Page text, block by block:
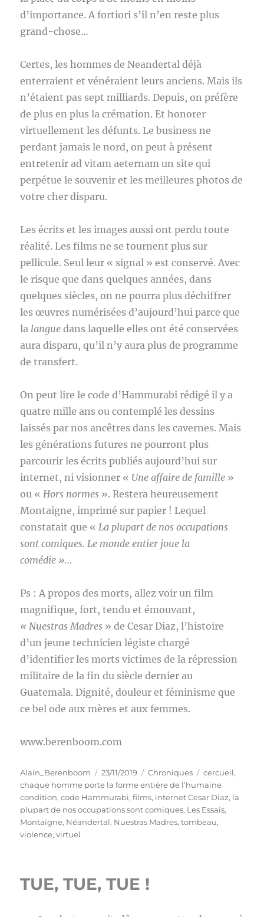
d’importance. A fortiori s’il n’en reste plus
grand-chose…
Certes, les hommes de Neandertal déjà
enterraient et vénéraient leurs anciens. Mais ils
n’étaient pas sept milliards. Depuis, on préfère
de plus en plus la crémation. Et honorer
virtuellement les défunts. Le business ne
perdant jamais le nord, on peut à présent
entretenir ad vitam aeternam un site qui
perpétue le souvenir et les meilleures photos de
votre cher disparu.
Les écrits et les images aussi ont perdu toute
réalité. Les films ne se tournent plus sur
pellicule. Seul leur « signal » est conservé. Avec
le risque que dans quelques années, dans
quelques siècles, on ne pourra plus déchiffrer
les œuvres numérisées d’aujourd’hui parce que
la langue dans laquelle elles ont été conservées
aura disparu, qu’il n’y aura plus de programme
de transfert.
On peut lire le code d’Hammurabi rédigé il y a
quatre mille ans ou contemplé les dessins
laissés par nos ancêtres dans les cavernes. Mais
les générations futures ne pourront plus
parcourir les écrits publiés aujourd’hui sur
internet, ni visionner « Une affaire de famille »
ou «Hors normes ». Restera heureusement
Montaigne, imprimé sur papier ! Lequel
constatait que «La plupart de nos occupations
sont comiques. Le monde entier joue la
comédie »…
Ps : A propos des morts, allez voir un film
magnifique, fort, tendu et émouvant,
« Nuestras Madres » de Cesar Diaz, l’histoire
d’un jeune technicien légiste chargé
d’identifier les morts victimes de la répression
militaire de la fin du siècle dernier au
Guatemala. Dignité, douleur et féminisme que
ce bel ode aux mères et aux femmes.
www.berenboom.com
Auteur
Alain_Berenboom
Publié
le
23/11/2019 Catégories
Chroniques Étiquettes
cercueil,
chaque homme porte la forme entière de l’humaine
condition,code Hammurabi,films, internet Cesar Diaz, la
plupart de nos occupations sont comiques, Les Essais,
Montaigne, Néandertal, Nuestras Madres,tombeau,
violence,virtuel
TUE, TUE, TUE !